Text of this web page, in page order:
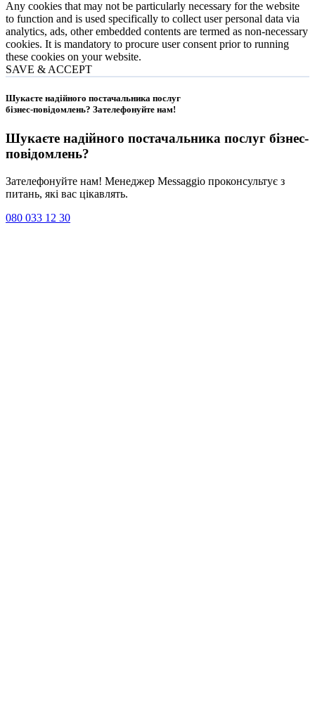
Any cookies that may not be particularly necessary for the website
to function and is used specifically to collect user personal data via
analytics, ads, other embedded contents are termed as non-necessary
cookies. It is mandatory to procure user consent prior to running
these cookies on your website.
SAVE & ACCEPT
Шукаєте надійного постачальника послуг
бізнес-повідомлень? Зателефонуйте нам!
Шукаєте надійного постачальника послуг бізнес-
повідомлень?
Зателефонуйте нам! Менеджер Messaggio проконсультує з
питань, які вас цікавлять.
080 033 12 30